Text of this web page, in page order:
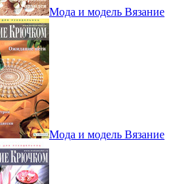
Мода и модель Вязание
Мода и модель Вязание